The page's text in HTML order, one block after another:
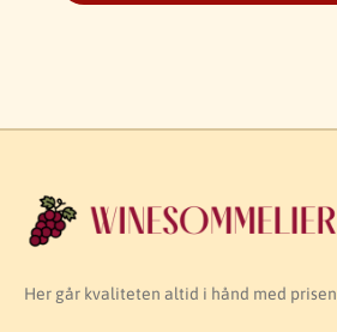
Her går kvaliteten altid i hånd med prisen